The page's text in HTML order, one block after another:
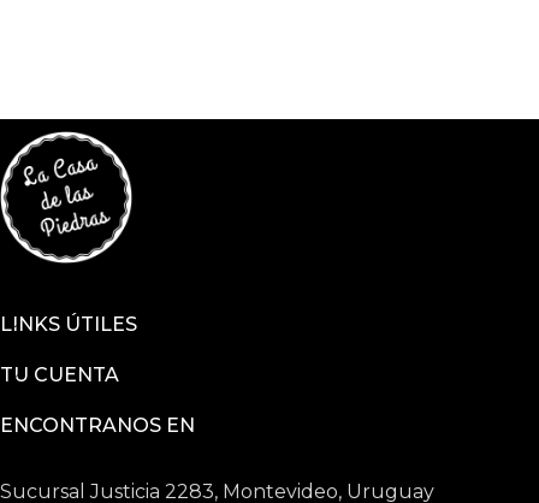
LINKS ÚTILES
TU CUENTA
ENCONTRANOS EN
Sucursal Justicia 2283, Montevideo, Uruguay